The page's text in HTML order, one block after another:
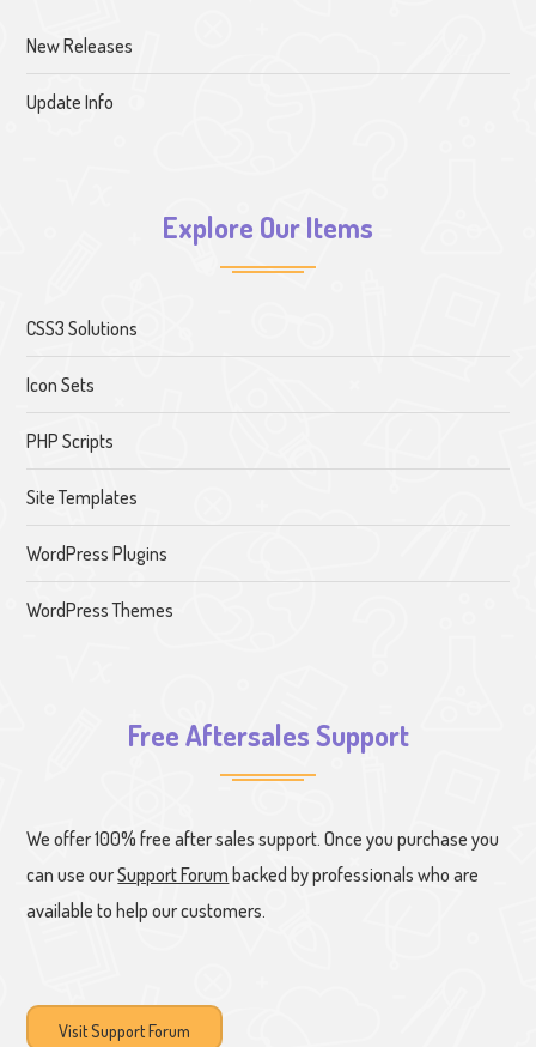
New Releases
Update Info
Explore Our Items
CSS3 Solutions
Icon Sets
PHP Scripts
Site Templates
WordPress Plugins
WordPress Themes
Free Aftersales Support
We offer 100% free after sales support. Once you purchase you
can use ourSupport Forum backed by professionals who are
available to help our customers.
Visit Support Forum